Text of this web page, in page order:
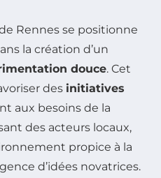
Rennes se positionne
la création d’un
douce. Cet
des initiatives
aux besoins de la
des acteurs locaux,
propice à la
d’idées novatrices.